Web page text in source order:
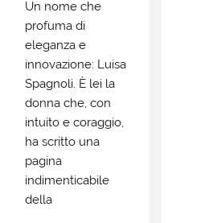
Un nome che
profuma di
eleganza e
innovazione: Luisa
Spagnoli. È lei la
donna che, con
intuito e coraggio,
ha scritto una
pagina
indimenticabile
della